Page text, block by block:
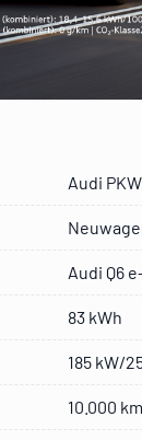
Audi PKW
Audi Q6
83 kWh
185 kW/
10.000 km